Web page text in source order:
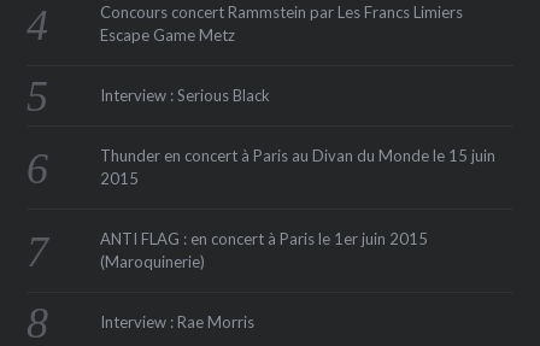
Concours concert Rammstein par Les Francs Limiers
Escape Game Metz
Interview : Serious Black
Thunder en concert à Paris au Divan du Monde le 15 juin
2015
ANTI FLAG : en concert à Paris le 1er juin 2015
(Maroquinerie‏)
Interview : Rae Morris